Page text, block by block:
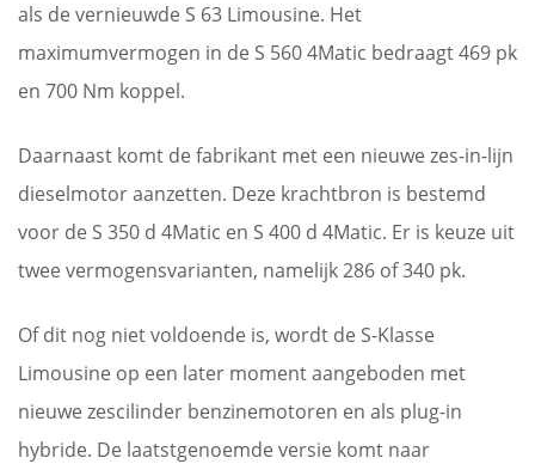
als de vernieuwde S 63 Limousine. Het
maximumvermogen in de S 560 4Matic bedraagt 469 pk
en 700 Nm koppel.
Daarnaast komt de fabrikant met een nieuwe zes-in-lijn
dieselmotor aanzetten. Deze krachtbron is bestemd
voor de S 350 d 4Matic en S 400 d 4Matic. Er is keuze uit
twee vermogensvarianten, namelijk 286 of 340 pk.
Of dit nog niet voldoende is, wordt de S-Klasse
Limousine op een later moment aangeboden met
nieuwe zescilinder benzinemotoren en als plug-in
hybride. De laatstgenoemde versie komt naar